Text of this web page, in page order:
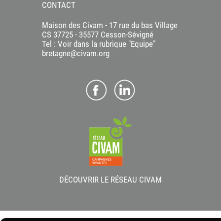
CONTACT
Maison des Civam - 17 rue du bas Village
CS 37725 - 35577 Cesson-Sévigné
Tel : Voir dans la rubrique "Equipe"
bretagne@civam.org
DÉCOUVRIR LE RÉSEAU CIVAM